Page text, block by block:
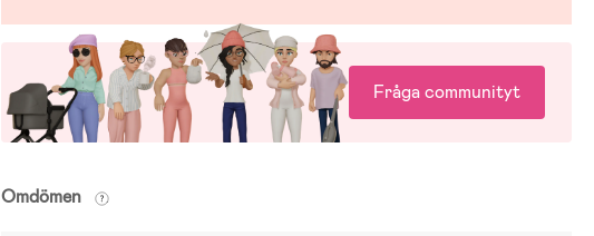
Fråga communityt
Omdömen